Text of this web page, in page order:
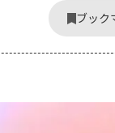
ブック